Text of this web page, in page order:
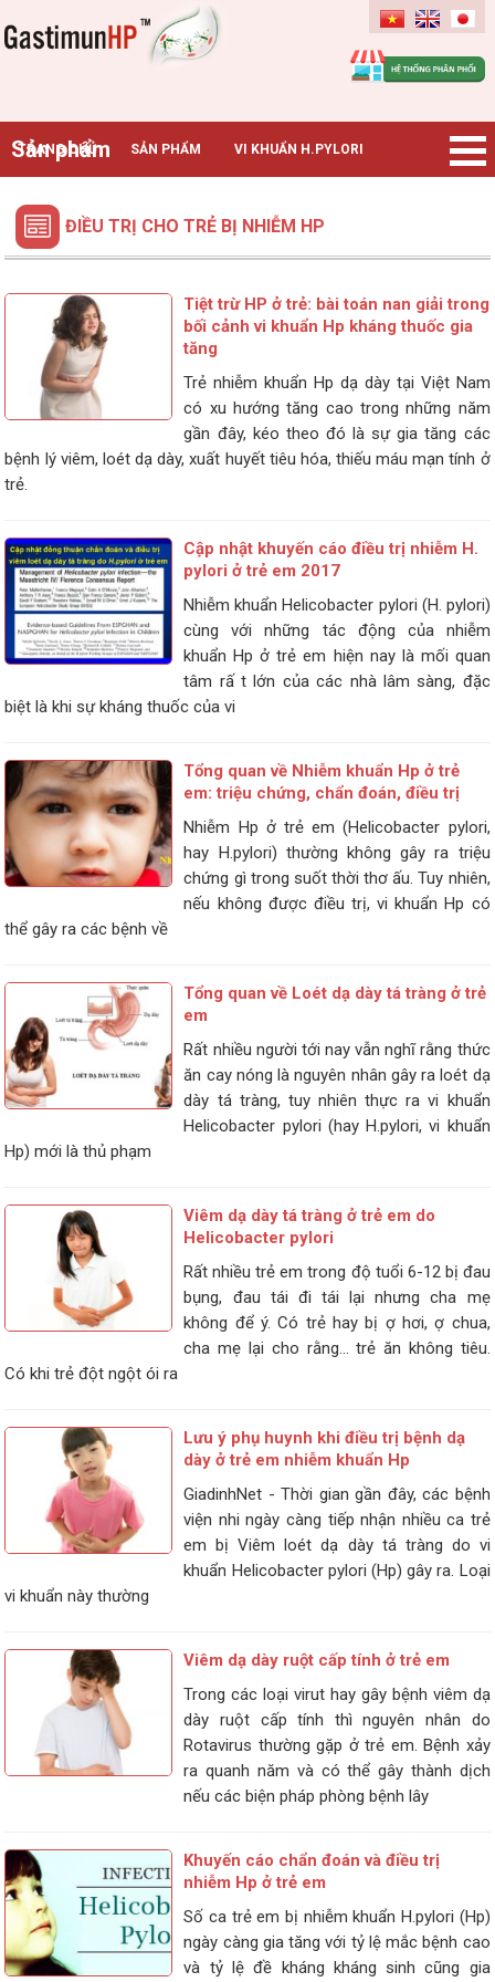
Gastimunhp
Sản phẩm
TRANG CHỦ SẢN PHẨM VI KHUẨN H.PYLORI
BỆNH DẠ DÀY
CHUYÊN GIA TƯ VẤN
ĐIỀU TRỊ CHO TRẺ BỊ NHIỄM HP
Tiệt trừ HP ở trẻ: bài toán nan giải trong
bối cảnh vi khuẩn Hp kháng thuốc gia
tăng
Trẻ nhiễm khuẩn Hp dạ dày tại Việt Nam
có xu hướng tăng cao trong những năm
gần đây, kéo theo đó là sự gia tăng các
bệnh lý viêm, loét dạ dày, xuất huyết tiêu hóa, thiếu máu mạn tính ở
trẻ.
Cập nhật khuyến cáo điều trị nhiễm H.
pylori ở trẻ em 2017
Nhiễm khuẩn Helicobacter pylori (H. pylori)
cùng với những tác động của nhiễm
khuẩn Hp ở trẻ em hiện nay là mối quan
tâm rấ t lớn của các nhà lâm sàng, đặc
biệt là khi sự kháng thuốc của vi
Tổng quan về Nhiễm khuẩn Hp ở trẻ
em: triệu chứng, chẩn đoán, điều trị
Nhiễm Hp ở trẻ em (Helicobacter pylori,
hay H.pylori) thường không gây ra triệu
chứng gì trong suốt thời thơ ấu. Tuy nhiên,
nếu không được điều trị, vi khuẩn Hp có
thể gây ra các bệnh về
Tổng quan về Loét dạ dày tá tràng ở trẻ
em
Rất nhiều người tới nay vẫn nghĩ rằng thức
ăn cay nóng là nguyên nhân gây ra loét dạ
dày tá tràng, tuy nhiên thực ra vi khuẩn
Helicobacter pylori (hay H.pylori, vi khuẩn
Hp) mới là thủ phạm
Viêm dạ dày tá tràng ở trẻ em do
Helicobacter pylori
Rất nhiều trẻ em trong độ tuổi 6-12 bị đau
bụng, đau tái đi tái lại nhưng cha mẹ
không để ý. Có trẻ hay bị ợ hơi, ợ chua,
cha mẹ lại cho rằng... trẻ ăn không tiêu.
Có khi trẻ đột ngột ói ra
Lưu ý phụ huynh khi điều trị bệnh dạ
dày ở trẻ em nhiễm khuẩn Hp
GiadinhNet - Thời gian gần đây, các bệnh
viện nhi ngày càng tiếp nhận nhiều ca trẻ
em bị Viêm loét dạ dày tá tràng do vi
khuẩn Helicobacter pylori (Hp) gây ra. Loại
vi khuẩn này thường
Viêm dạ dày ruột cấp tính ở trẻ em
Trong các loại virut hay gây bệnh viêm dạ
dày ruột cấp tính thì nguyên nhân do
Rotavirus thường gặp ở trẻ em. Bệnh xảy
ra quanh năm và có thể gây thành dịch
nếu các biện pháp phòng bệnh lây
Khuyến cáo chẩn đoán và điều trị
nhiễm Hp ở trẻ em
Số ca trẻ em bị nhiễm khuẩn H.pylori (Hp)
ngày càng gia tăng với tỷ lệ mắc bệnh cao
và tỷ lệ đề kháng kháng sinh cũng gia